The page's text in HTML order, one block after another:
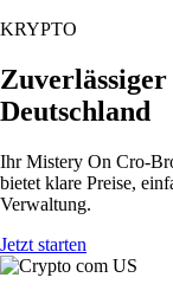
KRYPTO
Deutschland
Ihr Mistery On Cro-
bietet klare Preise,
Verwaltung.
Jetzt starten